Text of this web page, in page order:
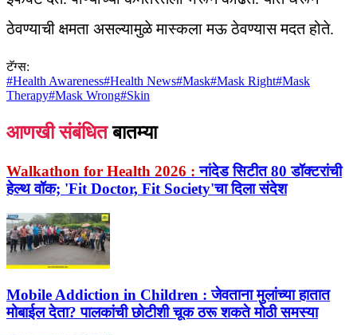
ठेवण्याची क्षमता असल्यामुळे मास्कला मऊ ठेवण्यास मदत होते.
टॅग्स:
#Health Awareness#Health News#Mask#Mask Right#Mask
Therapy#Mask Wrong#Skin
आणखी संबंधित बातम्या
Walkathon for Health 2026 : नांदेड सिटीत 80 डॉक्टरांची
हेल्थ वॉक; 'Fit Doctor, Fit Society'चा दिला संदेश
Mobile Addiction in Children : जेवताना मुलांच्या हातात
मोबाईल देता? पालकांची छोटीशी चूक ठरू शकते मोठी समस्या